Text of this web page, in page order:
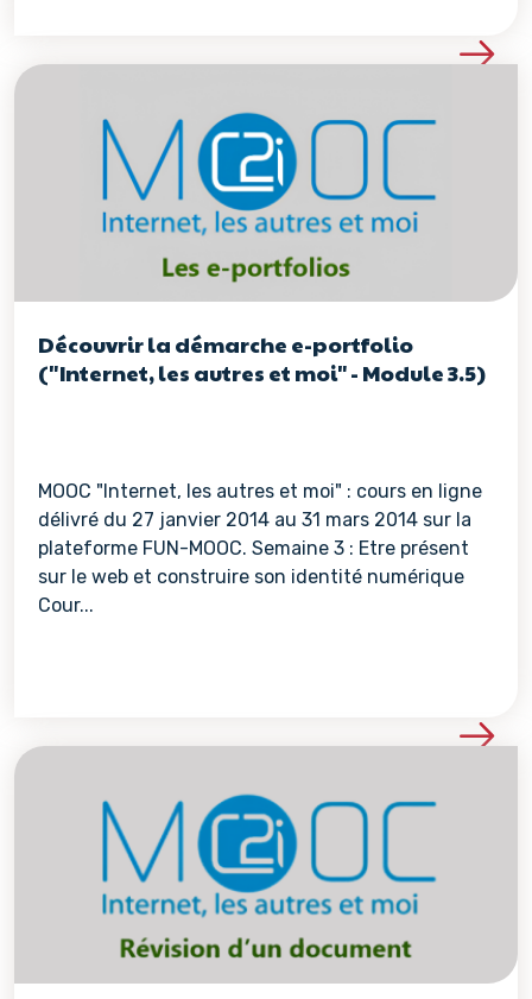
Voir les détails de la
Découvrir la démarche e-portfolio
("Internet, les autres et moi" - Module 3.5)
MOOC "Internet, les autres et moi" : cours en ligne
délivré du 27 janvier 2014 au 31 mars 2014 sur la
plateforme FUN-MOOC. Semaine 3 : Etre présent
sur le web et construire son identité numérique
Cour...
Voir les détails de la